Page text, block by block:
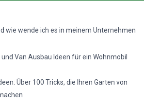
wie wende ich es in meinem Unternehmen
Van Ausbau Ideen für ein Wohnmobil
Über 100 Tricks, die Ihren Garten von